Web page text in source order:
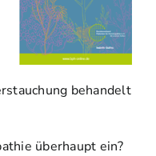
behandelt
überhaupt ein?